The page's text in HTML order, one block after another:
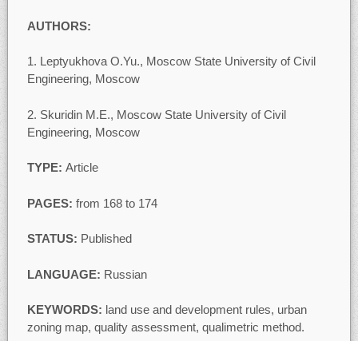
AUTHORS:
1. Leptyukhova O.Yu., Moscow State University of Civil
Engineering, Moscow
2. Skuridin M.E., Moscow State University of Civil
Engineering, Moscow
TYPE: Article
PAGES: from 168 to 174
STATUS: Published
LANGUAGE: Russian
KEYWORDS: land use and development rules, urban
zoning map, quality assessment, qualimetric method.